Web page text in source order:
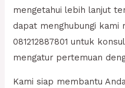
mengetahui lebih lanjut
dapat menghubungi kami
081212887801 untuk
mengatur pertemuan
Kami siap membantu